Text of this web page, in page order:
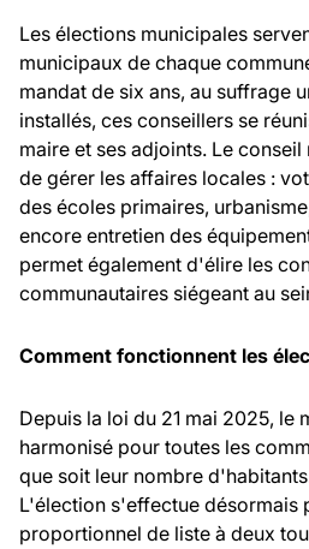
Les élections municipales
municipaux de chaque
mandat de six ans, au suffrage
installés, ces conseillers se
maire et ses adjoints. Le
de gérer les affaires locales :
des écoles primaires,
encore entretien des
permet également d'élire les
communautaires siégeant au
Comment fonctionnent les
Depuis la loi du 21 mai 2025, le
harmonisé pour toutes les
que soit leur nombre
L'élection s'effectue désormais
proportionnel de liste à deux